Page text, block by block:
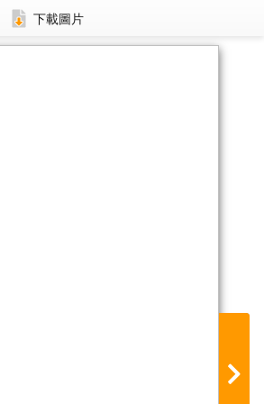
下載圖片